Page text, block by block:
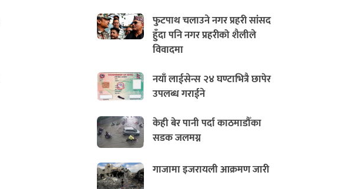
फुटपाथ चलाउने नगर प्रहरी सांसद
हुँदा पनि नगर प्रहरीको शैलीले
विवादमा
नयाँ लाईसेन्स २४ घण्टाभित्रै छापेर
उपलब्ध गराईने
केही बेर पानी पर्दा काठमाडौँका
सडक जलमग्न
गाजामा इजरायली आक्रमण जारी